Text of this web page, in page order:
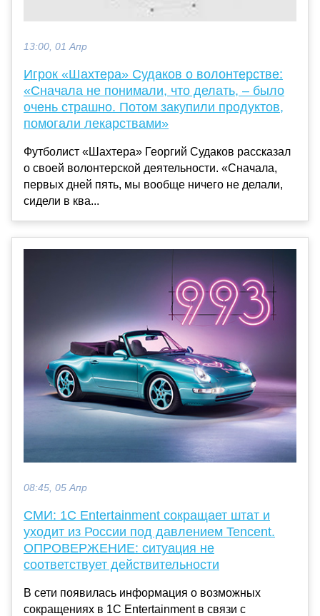
13:00, 01 Апр
Игрок «Шахтера» Судаков о волонтерстве:
«Сначала не понимали, что делать, – было
очень страшно. Потом закупили продуктов,
помогали лекарствами»
Футболист «Шахтера» Георгий Судаков рассказал
о своей волонтерской деятельности. «Сначала,
первых дней пять, мы вообще ничего не делали,
сидели в ква...
08:45, 05 Апр
СМИ: 1C Entertainment сокращает штат и
уходит из России под давлением Tencent.
ОПРОВЕРЖЕНИЕ: ситуация не
соответствует действительности
В сети появилась информация о возможных
сокращениях в 1C Entertainment в связи с